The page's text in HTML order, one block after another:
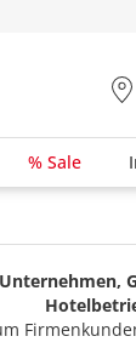
% Sale